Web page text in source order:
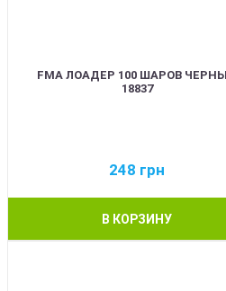
FMA ЛОАДЕР 100 ШАРОВ
18837
248 грн
В КОРЗИНУ